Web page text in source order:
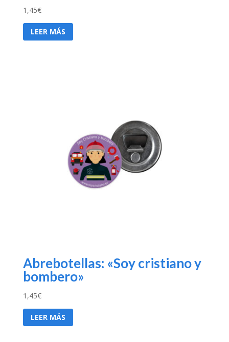
1,45€
LEER MÁS
Abrebotellas: «Soy cristiano y
bombero»
1,45€
LEER MÁS